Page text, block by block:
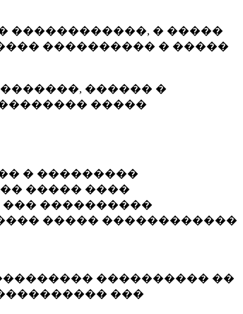
������������, � �����
���������� � �����
������ �
�����
� ���������
����� ����
����������
����� ������������
���������� ��
���